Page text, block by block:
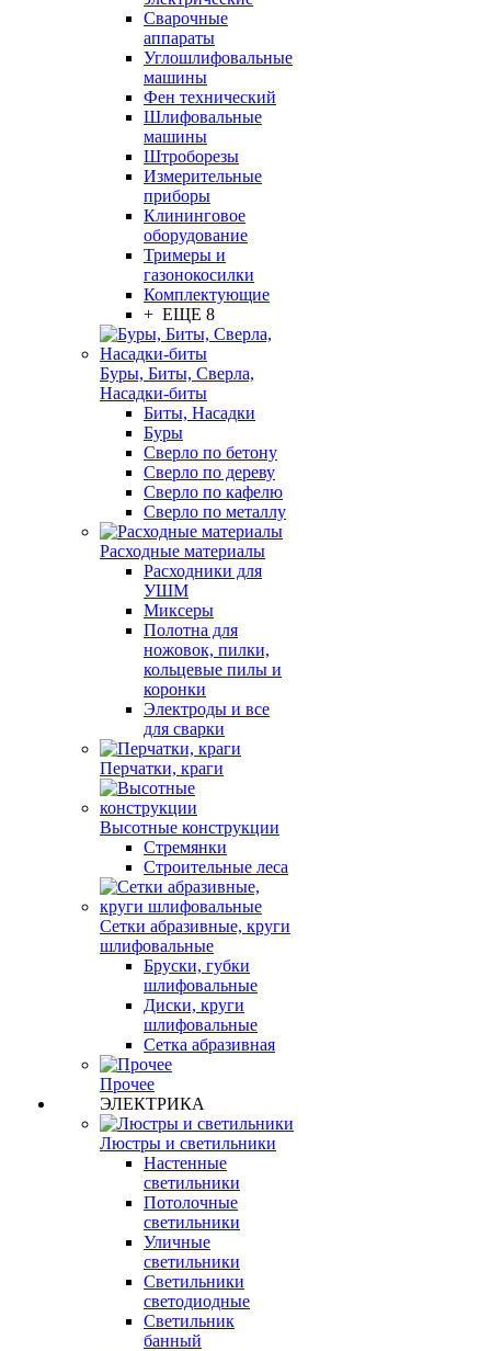
Сварочные
аппараты
Углошлифовальные
машины
Фен технический
Шлифовальные
машины
Штроборезы
Измерительные
приборы
Клининговое
оборудование
Тримеры и
газонокосилки
Комплектующие
+ ЕЩЕ 8
Буры, Биты, Сверла,
Насадки-биты
Биты, Насадки
Буры
Сверло по бетону
Сверло по дереву
Сверло по кафелю
Сверло по металлу
Расходные материалы
Расходники для
УШМ
Миксеры
Полотна для
ножовок, пилки,
кольцевые пилы и
коронки
Электроды и все
для сварки
Перчатки, краги
Высотные конструкции
Стремянки
Строительные леса
Сетки абразивные, круги
шлифовальные
Бруски, губки
шлифовальные
Диски, круги
шлифовальные
Сетка абразивная
Прочее
ЭЛЕКТРИКА
Люстры и светильники
Настенные
светильники
Потолочные
светильники
Уличные
светильники
Светильники
светодиодные
Светильник
банный